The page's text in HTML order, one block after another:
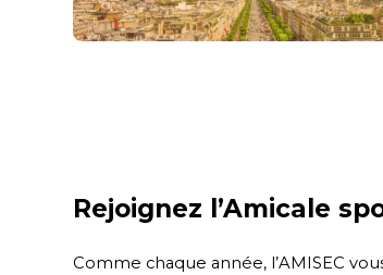
Rejoignez l’Amicale
Comme chaque année, l’AMISEC